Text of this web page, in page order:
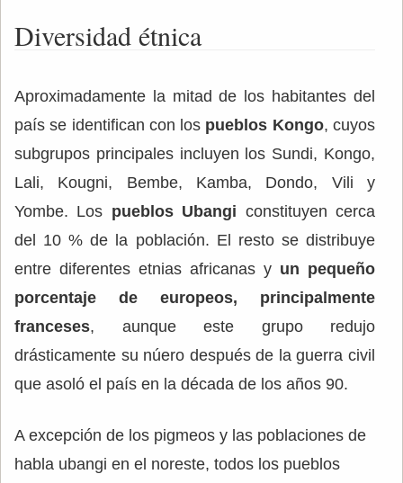
Diversidad étnica
Aproximadamente la mitad de los habitantes del
país se identifican con los pueblos Kongo, cuyos
subgrupos principales incluyen los Sundi, Kongo,
Lali, Kougni, Bembe, Kamba, Dondo, Vili y
Yombe. Los pueblos Ubangi constituyen cerca
del 10 % de la población. El resto se distribuye
entre diferentes etnias africanas y un pequeño
porcentaje de europeos, principalmente
franceses, aunque este grupo redujo
drásticamente su núero después de la guerra civil
que asoló el país en la década de los años 90.
A excepción de los pigmeos y las poblaciones de
habla ubangi en el noreste, todos los pueblos